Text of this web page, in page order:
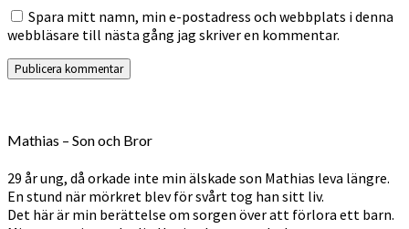
Spara mitt namn, min e-postadress och webbplats i denna
webbläsare till nästa gång jag skriver en kommentar.
Mathias – Son och Bror
29 år ung, då orkade inte min älskade son Mathias leva längre.
En stund när mörkret blev för svårt tog han sitt liv.
Det här är min berättelse om sorgen över att förlora ett barn.